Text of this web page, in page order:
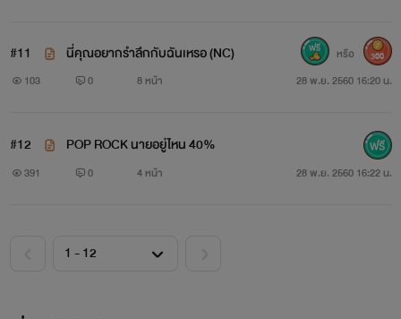
#11 นี่คุณอยากรำลึกกับฉันเหรอ (NC)
103 0 8 หน้า 28 พ.ย. 2560 16:20 น.
หรือ 300
#12 POP ROCK นายอยู่ไหน 40%
391 0 4 หน้า 28 พ.ย. 2560 16:22 น.